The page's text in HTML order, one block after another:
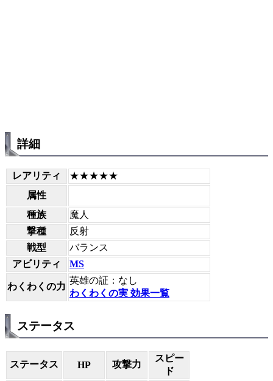
詳細
レアリティ
★★★★★
属性
種族
魔人
撃種
反射
戦型
バランス
アビリティ
MS
わくわくの力
英雄の証：なし
わくわくの実 効果一覧
ステータス
ステータス HP 攻撃力
スピー
ド